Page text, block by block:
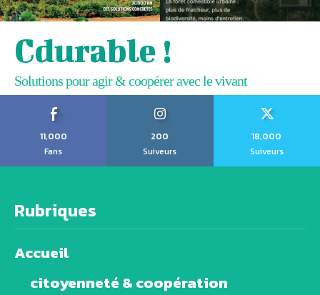
Cdurable !
Solutions pour agir & coopérer avec le vivant
11,000
Fans
200
Suiveurs
18,000
Suiveurs
Rubriques
Accueil
citoyenneté & coopération